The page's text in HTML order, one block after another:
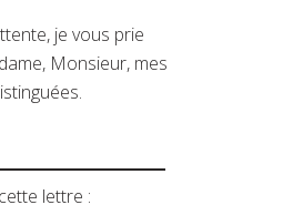
je vous prie
Monsieur, mes
lettre :